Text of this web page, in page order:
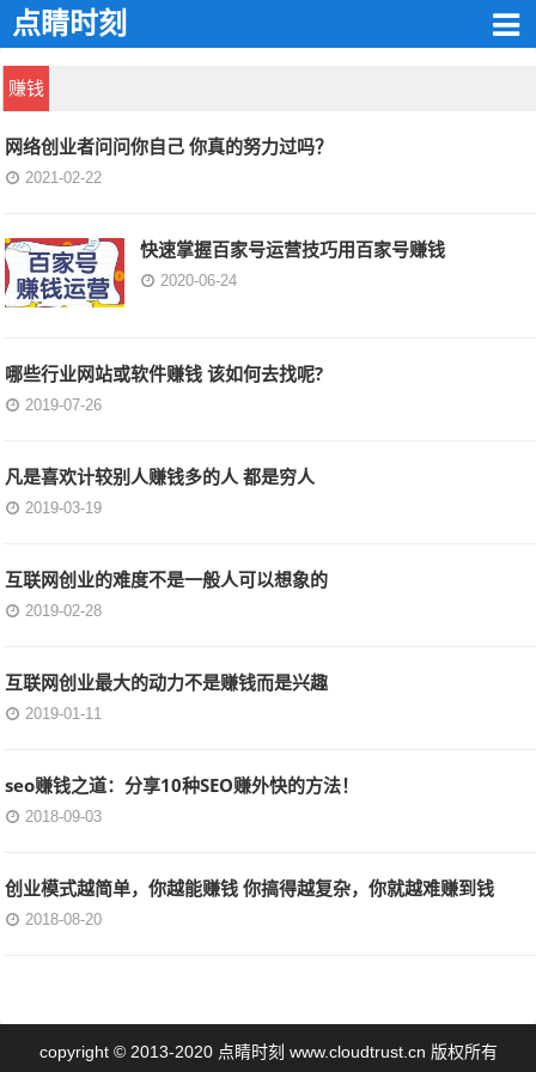
点睛时刻
赚钱
网络创业者问问你自己 你真的努力过吗？
2021-02-22
快速掌握百家号运营技巧用百家号赚钱
2020-06-24
哪些行业网站或软件赚钱 该如何去找呢?
2019-07-26
凡是喜欢计较别人赚钱多的人 都是穷人
2019-03-19
互联网创业的难度不是一般人可以想象的
2019-02-28
互联网创业最大的动力不是赚钱而是兴趣
2019-01-11
seo赚钱之道：分享10种SEO赚外快的方法！
2018-09-03
创业模式越简单，你越能赚钱 你搞得越复杂，你就越难赚到钱
2018-08-20
copyright © 2013-2020 点睛时刻 www.cloudtrust.cn 版权所有